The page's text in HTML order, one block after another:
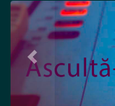
Previous